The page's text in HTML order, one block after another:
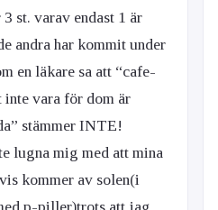
st. varav endast 1 är
andra har kommit under
en läkare sa att “cafe-
inte vara för dom är
stämmer INTE!
lugna mig med att mina
kommer av solen(i
p-piller)trots att jag